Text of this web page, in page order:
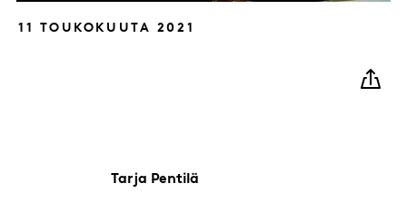
11 TOUKOKUUTA 2021
Tarja Pentilä